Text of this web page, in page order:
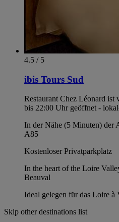
4.5 / 5
ibis Tours Sud
Restaurant Chez Léonard ist
bis 22:00 Uhr geöffnet -
In der Nähe (5 Minuten) der
A85
Kostenloser Privatparkplatz
In the heart of the Loire
Beauval
Ideal gelegen für das Loire à
Skip other destinations list